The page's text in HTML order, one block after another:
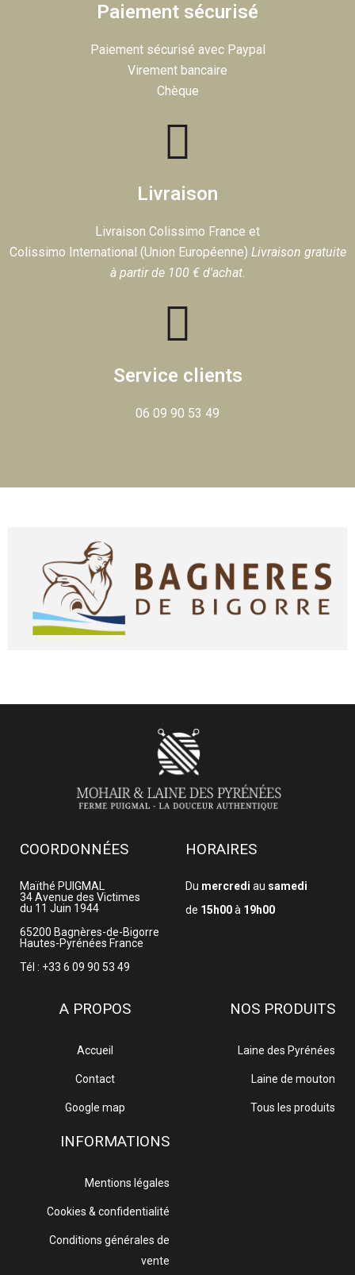
Paiement sécurisé
Paiement sécurisé avec Paypal
Virement bancaire
Chèque
Livraison
Livraison Colissimo France et
Colissimo International (Union Européenne) Livraison gratuite
à partir de 100 € d'achat.
Service clients
06 09 90 53 49
COORDONNÉES
Maïthé PUIGMAL
34 Avenue des Victimes
du 11 Juin 1944
65200 Bagnères-de-Bigorre
Hautes-Pyrénées France
Tél : +33 6 09 90 53 49
HORAIRES
Du mercredi au samedi
de 15h00à 19h00
A PROPOS
Accueil
Contact
Google map
NOS PRODUITS
Laine des Pyrénées
Laine de mouton
Tous les produits
INFORMATIONS
Mentions légales
Cookies & confidentialité
Conditions générales de
vente